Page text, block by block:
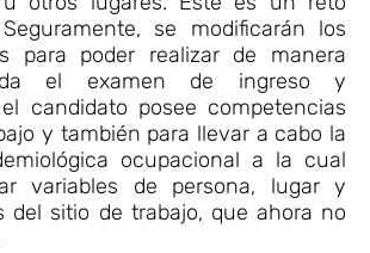
se modificarán los
para poder realizar de manera
el examen de ingreso y
candidato posee competencias
y también para llevar a cabo la
ocupacional a la cual
variables de persona, lugar y
del sitio de trabajo, que ahora no